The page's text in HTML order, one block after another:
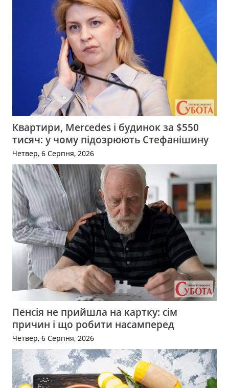
Квартири, Mercedes і будинок за $550
тисяч: у чому підозрюють Стефанішину
Четвер, 6 Серпня, 2026
Пенсія не прийшла на картку: сім
причин і що робити насамперед
Четвер, 6 Серпня, 2026